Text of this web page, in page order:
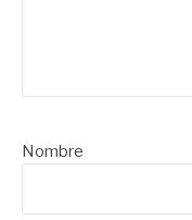
Nombre